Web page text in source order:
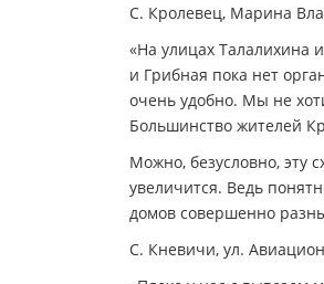
С. Кролевец, Марина
«На улицах Талалихина
и Грибная пока нет
очень удобно. Мы не
Большинство жителей
Можно, безусловно, эту
увеличится. Ведь
домов совершенно
С. Кневичи, ул.